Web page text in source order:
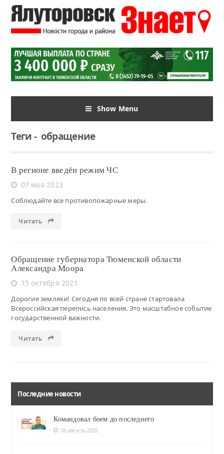
Show Menu
Теги-обращение
В регионе введён режим ЧС
07 мая 2023
Соблюдайте все противопожарные меры.
Читать
Обращение губернатора Тюменской области
Александра Моора
15 октября 2021
Дорогие земляки! Сегодня по всей стране стартовала
Всероссийская перепись населения. Это масштабное событие
государственной важности.
Читать
Последние новости
Командовал боем до последнего
06 августа 2026